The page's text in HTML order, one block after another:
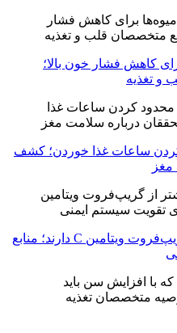
کاهش فشار خون بالا؛
و تغذیه
ساعات غذا خوردن؛ کشف
مغز
۷ ماده غذایی که بیشتر از گریپ‌فروت ویتامین C دارند؛ منابع